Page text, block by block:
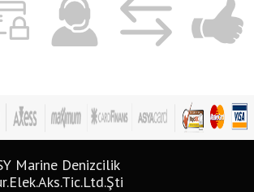
Marine Denizcilik